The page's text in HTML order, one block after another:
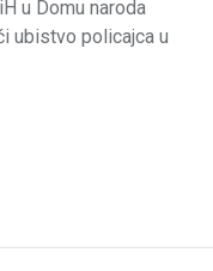
u Domu naroda
ubistvo policajca u